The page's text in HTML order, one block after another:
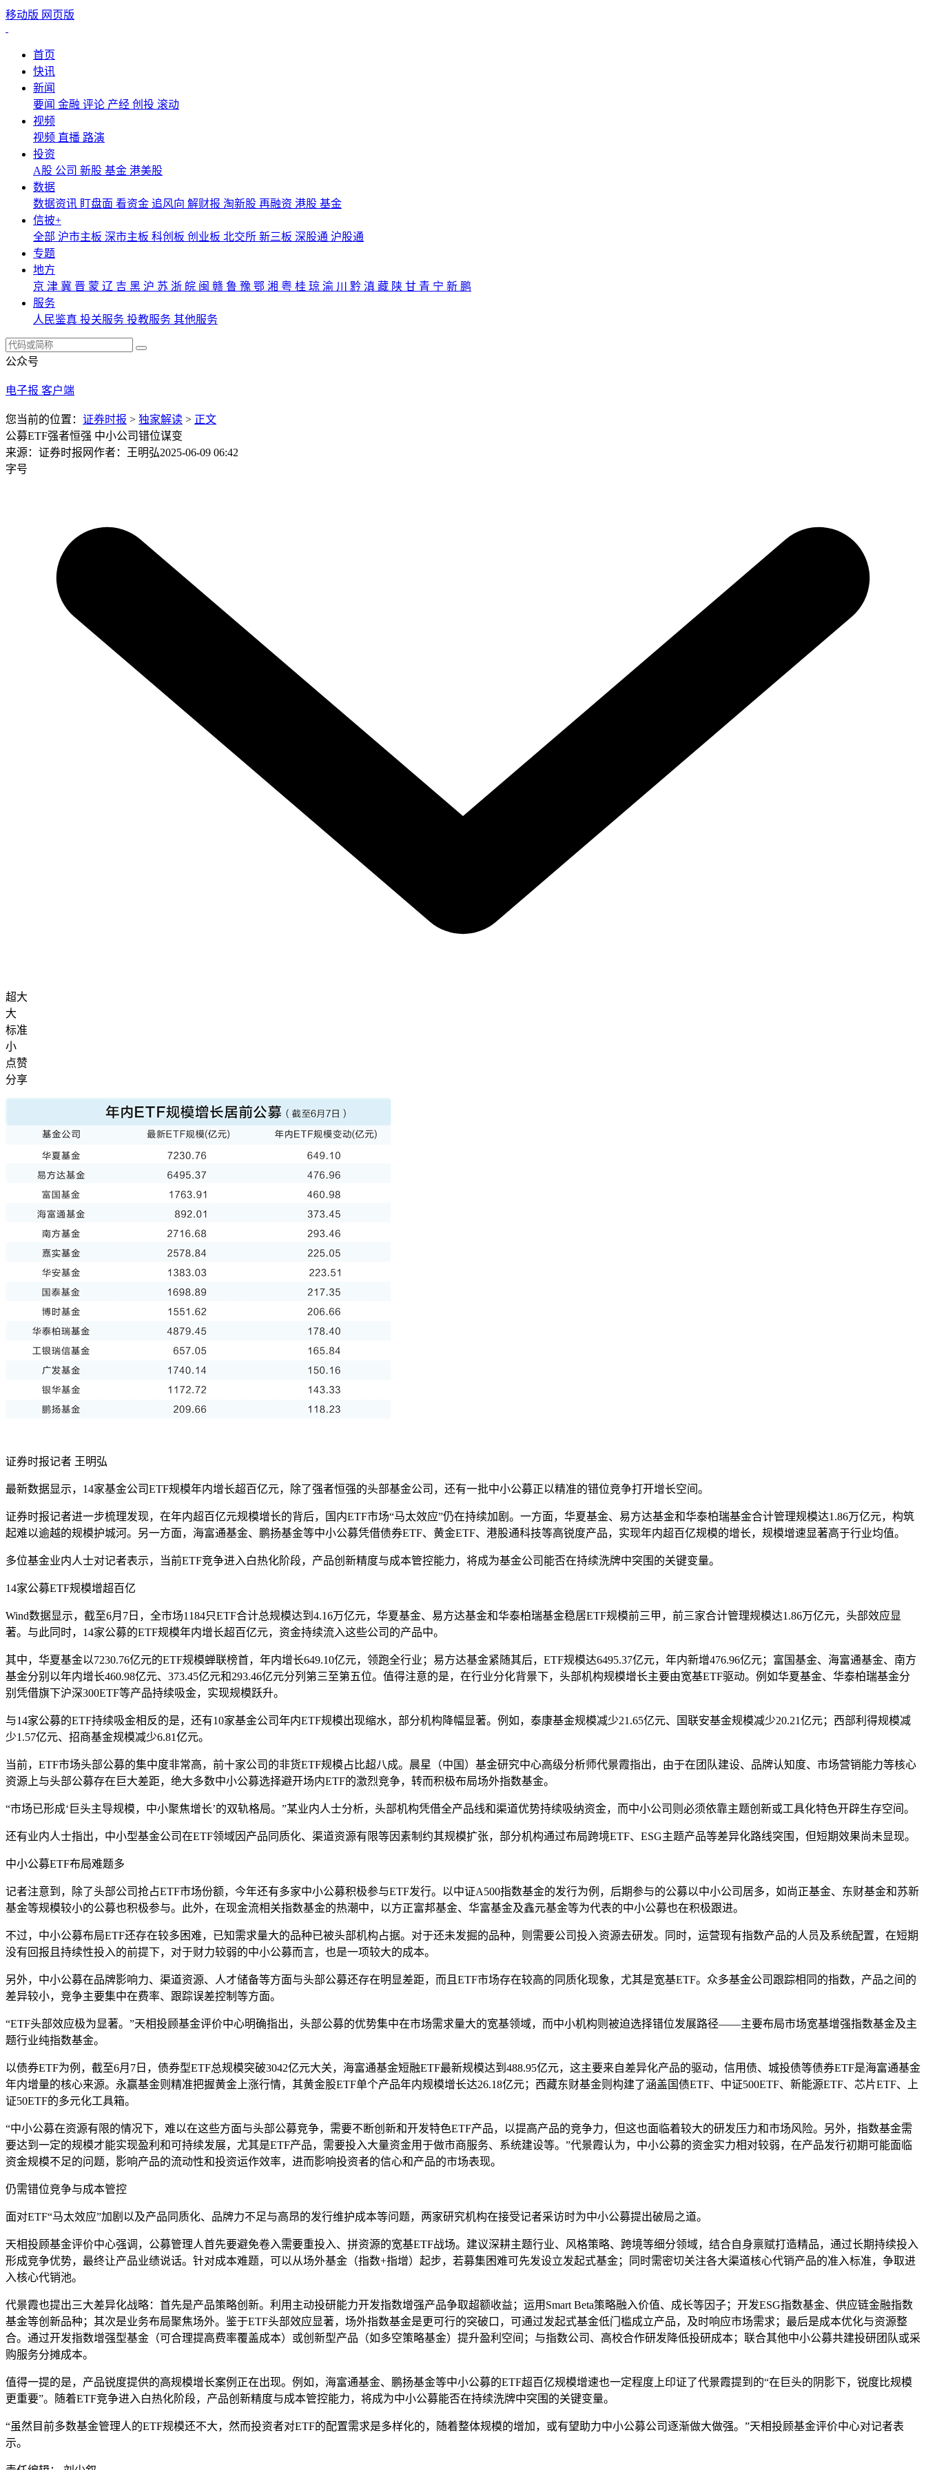
移动版 网页版
首页
快讯
新闻
要闻 金融 评论 产经 创投 滚动
视频
视频 直播 路演
投资
A股 公司 新股 基金 港美股
数据
数据资讯 盯盘面 看资金 追风向 解财报 淘新股 再融资 港股 基金
信披+
全部 沪市主板 深市主板 科创板 创业板 北交所 新三板 深股通 沪股通
专题
地方
京 津 冀 晋 蒙 辽 吉 黑 沪 苏 浙 皖 闽 赣 鲁 豫 鄂 湘 粤 桂 琼 渝 川 黔 滇 藏 陕 甘 青 宁 新 鹏
服务
人民鉴真 投关服务 投教服务 其他服务
公众号
电子报 客户端
您当前的位置： 证券时报 > 独家解读 > 正文
公募ETF强者恒强 中小公司错位谋变
来源：证券时报网作者：王明弘2025-06-09 06:42
字号
超大
大
标准
小
点赞
分享
证券时报记者 王明弘
最新数据显示，14家基金公司ETF规模年内增长超百亿元，除了强者恒强的头部基金公司，还有一批中小公募正以精准的错位竞争打开增长空间。
证券时报记者进一步梳理发现，在年内超百亿元规模增长的背后，国内ETF市场“马太效应”仍在持续加剧。一方面，华夏基金、易方达基金和华泰柏瑞基金合计管理规模达1.86万亿元，构筑
起难以逾越的规模护城河。另一方面，海富通基金、鹏扬基金等中小公募凭借债券ETF、黄金ETF、港股通科技等高锐度产品，实现年内超百亿规模的增长，规模增速显著高于行业均值。
多位基金业内人士对记者表示，当前ETF竞争进入白热化阶段，产品创新精度与成本管控能力，将成为基金公司能否在持续洗牌中突围的关键变量。
14家公募ETF规模增超百亿
Wind数据显示，截至6月7日，全市场1184只ETF合计总规模达到4.16万亿元，华夏基金、易方达基金和华泰柏瑞基金稳居ETF规模前三甲，前三家合计管理规模达1.86万亿元，头部效应显
著。与此同时，14家公募的ETF规模年内增长超百亿元，资金持续流入这些公司的产品中。
其中，华夏基金以7230.76亿元的ETF规模蝉联榜首，年内增长649.10亿元，领跑全行业；易方达基金紧随其后，ETF规模达6495.37亿元，年内新增476.96亿元；富国基金、海富通基金、南方
基金分别以年内增长460.98亿元、373.45亿元和293.46亿元分列第三至第五位。值得注意的是，在行业分化背景下，头部机构规模增长主要由宽基ETF驱动。例如华夏基金、华泰柏瑞基金分
别凭借旗下沪深300ETF等产品持续吸金，实现规模跃升。
与14家公募的ETF持续吸金相反的是，还有10家基金公司年内ETF规模出现缩水，部分机构降幅显著。例如，泰康基金规模减少21.65亿元、国联安基金规模减少20.21亿元；西部利得规模减
少1.57亿元、招商基金规模减少6.81亿元。
当前，ETF市场头部公募的集中度非常高，前十家公司的非货ETF规模占比超八成。晨星（中国）基金研究中心高级分析师代景霞指出，由于在团队建设、品牌认知度、市场营销能力等核心
资源上与头部公募存在巨大差距，绝大多数中小公募选择避开场内ETF的激烈竞争，转而积极布局场外指数基金。
“市场已形成‘巨头主导规模，中小聚焦增长’的双轨格局。”某业内人士分析，头部机构凭借全产品线和渠道优势持续吸纳资金，而中小公司则必须依靠主题创新或工具化特色开辟生存空间。
还有业内人士指出，中小型基金公司在ETF领域因产品同质化、渠道资源有限等因素制约其规模扩张，部分机构通过布局跨境ETF、ESG主题产品等差异化路线突围，但短期效果尚未显现。
中小公募ETF布局难题多
记者注意到，除了头部公司抢占ETF市场份额，今年还有多家中小公募积极参与ETF发行。以中证A500指数基金的发行为例，后期参与的公募以中小公司居多，如尚正基金、东财基金和苏新
基金等规模较小的公募也积极参与。此外，在现金流相关指数基金的热潮中，以方正富邦基金、华富基金及鑫元基金等为代表的中小公募也在积极跟进。
不过，中小公募布局ETF还存在较多困难，已知需求量大的品种已被头部机构占据。对于还未发掘的品种，则需要公司投入资源去研发。同时，运营现有指数产品的人员及系统配置，在短期
没有回报且持续性投入的前提下，对于财力较弱的中小公募而言，也是一项较大的成本。
另外，中小公募在品牌影响力、渠道资源、人才储备等方面与头部公募还存在明显差距，而且ETF市场存在较高的同质化现象，尤其是宽基ETF。众多基金公司跟踪相同的指数，产品之间的
差异较小，竞争主要集中在费率、跟踪误差控制等方面。
“ETF头部效应极为显著。”天相投顾基金评价中心明确指出，头部公募的优势集中在市场需求量大的宽基领域，而中小机构则被迫选择错位发展路径——主要布局市场宽基增强指数基金及主
题行业纯指数基金。
以债券ETF为例，截至6月7日，债券型ETF总规模突破3042亿元大关，海富通基金短融ETF最新规模达到488.95亿元，这主要来自差异化产品的驱动，信用债、城投债等债券ETF是海富通基金
年内增量的核心来源。永赢基金则精准把握黄金上涨行情，其黄金股ETF单个产品年内规模增长达26.18亿元；西藏东财基金则构建了涵盖国债ETF、中证500ETF、新能源ETF、芯片ETF、上
证50ETF的多元化工具箱。
“中小公募在资源有限的情况下，难以在这些方面与头部公募竞争，需要不断创新和开发特色ETF产品，以提高产品的竞争力，但这也面临着较大的研发压力和市场风险。另外，指数基金需
要达到一定的规模才能实现盈利和可持续发展，尤其是ETF产品，需要投入大量资金用于做市商服务、系统建设等。”代景霞认为，中小公募的资金实力相对较弱，在产品发行初期可能面临
资金规模不足的问题，影响产品的流动性和投资运作效率，进而影响投资者的信心和产品的市场表现。
仍需错位竞争与成本管控
面对ETF“马太效应”加剧以及产品同质化、品牌力不足与高昂的发行维护成本等问题，两家研究机构在接受记者采访时为中小公募提出破局之道。
天相投顾基金评价中心强调，公募管理人首先要避免卷入需要重投入、拼资源的宽基ETF战场。建议深耕主题行业、风格策略、跨境等细分领域，结合自身禀赋打造精品，通过长期持续投入
形成竞争优势，最终让产品业绩说话。针对成本难题，可以从场外基金（指数+指增）起步，若募集困难可先发设立发起式基金；同时需密切关注各大渠道核心代销产品的准入标准，争取进
入核心代销池。
代景霞也提出三大差异化战略：首先是产品策略创新。利用主动投研能力开发指数增强产品争取超额收益；运用Smart Beta策略融入价值、成长等因子；开发ESG指数基金、供应链金融指数
基金等创新品种；其次是业务布局聚焦场外。鉴于ETF头部效应显著，场外指数基金是更可行的突破口，可通过发起式基金低门槛成立产品，及时响应市场需求；最后是成本优化与资源整
合。通过开发指数增强型基金（可合理提高费率覆盖成本）或创新型产品（如多空策略基金）提升盈利空间；与指数公司、高校合作研发降低投研成本；联合其他中小公募共建投研团队或采
购服务分摊成本。
值得一提的是，产品锐度提供的高规模增长案例正在出现。例如，海富通基金、鹏扬基金等中小公募的ETF超百亿规模增速也一定程度上印证了代景霞提到的“在巨头的阴影下，锐度比规模
更重要”。随着ETF竞争进入白热化阶段，产品创新精度与成本管控能力，将成为中小公募能否在持续洗牌中突围的关键变量。
“虽然目前多数基金管理人的ETF规模还不大，然而投资者对ETF的配置需求是多样化的，随着整体规模的增加，或有望助力中小公募公司逐渐做大做强。”天相投顾基金评价中心对记者表
示。